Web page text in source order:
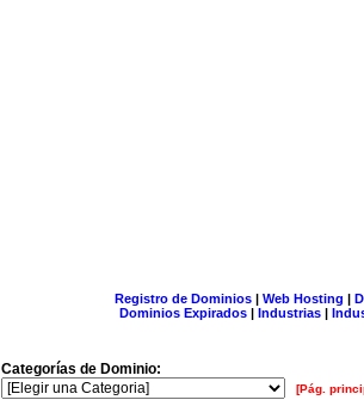
Registro de Dominios| Web Hosting |
Dominios Expirados | Industrias |
Categorías de Dominio:
[Pág.